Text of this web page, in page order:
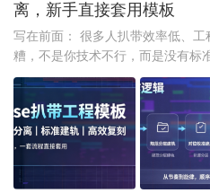
离，新手直接套用模板
写在前面： 很多人扒带效率低、
糟，不是你技术不行，而是没有标